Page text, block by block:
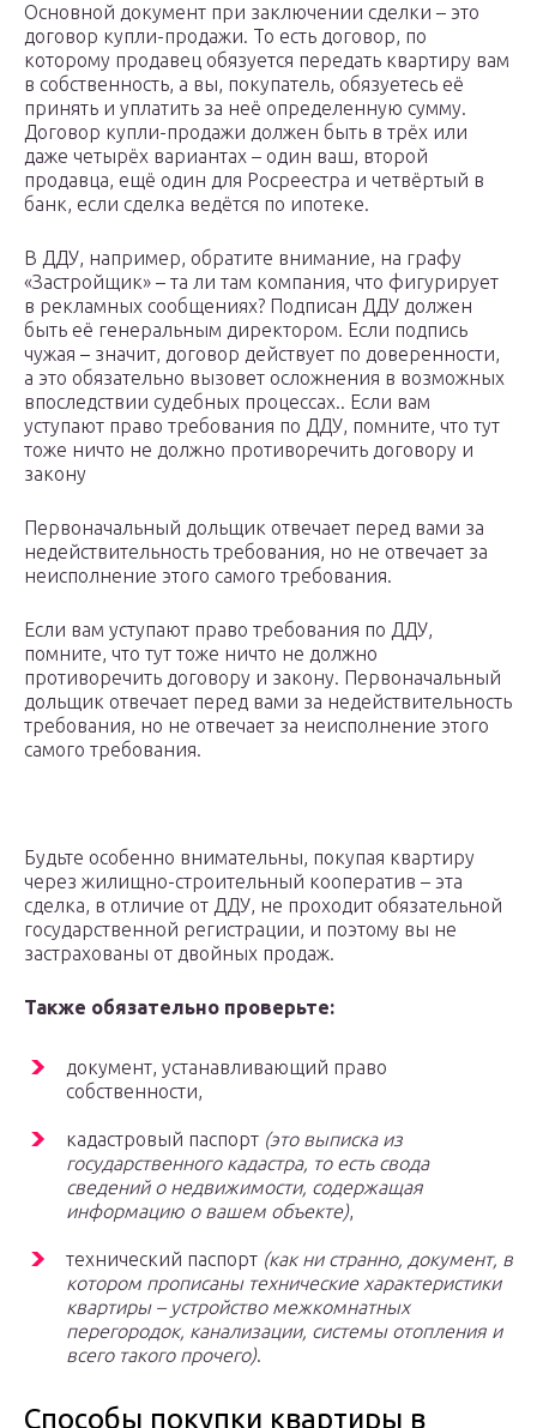
Основной документ при заключении сделки – это
договор купли-продажи. То есть договор, по
которому продавец обязуется передать квартиру вам
в собственность, а вы, покупатель, обязуетесь её
принять и уплатить за неё определенную сумму.
Договор купли-продажи должен быть в трёх или
даже четырёх вариантах – один ваш, второй
продавца, ещё один для Росреестра и четвёртый в
банк, если сделка ведётся по ипотеке.
В ДДУ, например, обратите внимание, на графу
«Застройщик» – та ли там компания, что фигурирует
в рекламных сообщениях? Подписан ДДУ должен
быть её генеральным директором. Если подпись
чужая – значит, договор действует по доверенности,
а это обязательно вызовет осложнения в возможных
впоследствии судебных процессах.. Если вам
уступают право требования по ДДУ, помните, что тут
тоже ничто не должно противоречить договору и
закону
Первоначальный дольщик отвечает перед вами за
недействительность требования, но не отвечает за
неисполнение этого самого требования.
Если вам уступают право требования по ДДУ,
помните, что тут тоже ничто не должно
противоречить договору и закону. Первоначальный
дольщик отвечает перед вами за недействительность
требования, но не отвечает за неисполнение этого
самого требования.
Будьте особенно внимательны, покупая квартиру
через жилищно-строительный кооператив – эта
сделка, в отличие от ДДУ, не проходит обязательной
государственной регистрации, и поэтому вы не
застрахованы от двойных продаж.
Также обязательно проверьте:
документ, устанавливающий право
собственности,
кадастровый паспорт (это выписка из
государственного кадастра, то есть свода
сведений о недвижимости, содержащая
информацию о вашем объекте),
технический паспорт (как ни странно, документ, в
котором прописаны технические характеристики
квартиры – устройство межкомнатных
перегородок, канализации, системы отопления и
всего такого прочего).
Способы покупки квартиры в